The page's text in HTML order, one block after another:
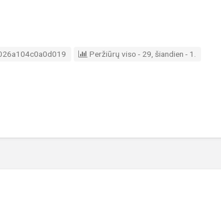
ID Peržiūrų viso - 29, šiandien - 1.